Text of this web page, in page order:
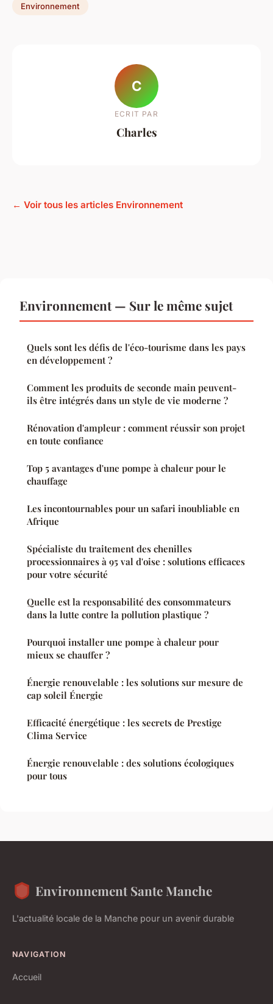
Environnement
C
ECRIT PAR
Charles
← Voir tous les articles Environnement
Environnement — Sur le même sujet
Quels sont les défis de l'éco-tourisme dans les pays
en développement ?
Comment les produits de seconde main peuvent-
ils être intégrés dans un style de vie moderne ?
Rénovation d'ampleur : comment réussir son projet
en toute confiance
Top 5 avantages d'une pompe à chaleur pour le
chauffage
Les incontournables pour un safari inoubliable en
Afrique
Spécialiste du traitement des chenilles
processionnaires à 95 val d'oise : solutions efficaces
pour votre sécurité
Quelle est la responsabilité des consommateurs
dans la lutte contre la pollution plastique ?
Pourquoi installer une pompe à chaleur pour
mieux se chauffer ?
Énergie renouvelable : les solutions sur mesure de
cap soleil Énergie
Efficacité énergétique : les secrets de Prestige
Clima Service
Énergie renouvelable : des solutions écologiques
pour tous
Environnement Sante Manche
L'actualité locale de la Manche pour un avenir durable
NAVIGATION
Accueil